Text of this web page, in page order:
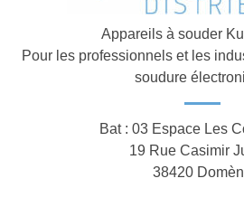
Appareils à souder
Pour les professionnels et les
soudure
Bat : 03 Espace Les
19 Rue Casimir
38420